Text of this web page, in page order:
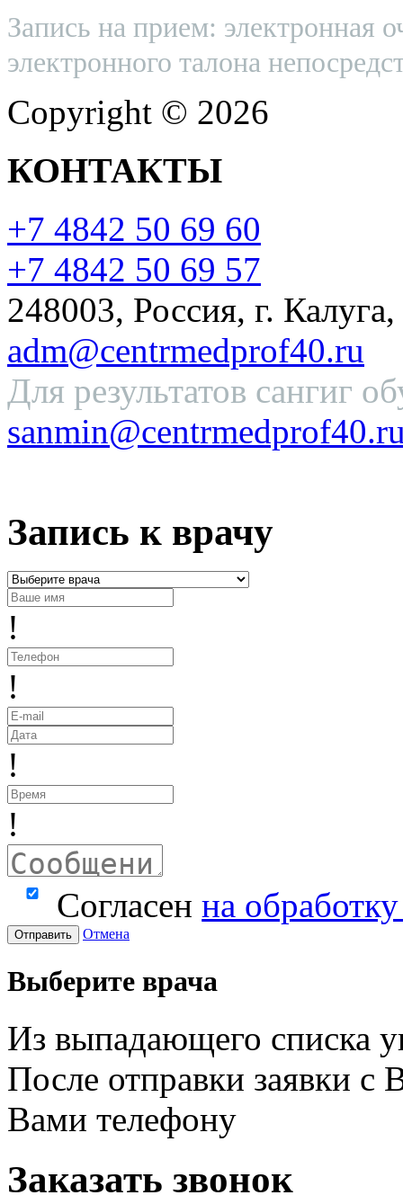
Запись на прием: электронная
электронного талона
Copyright © 2026
КОНТАКТЫ
+7 4842 50 69 60
+7 4842 50 69 57
248003, Россия, г.
adm@centrmedprof40.ru
Для результатов сангиг
Запись к врачу
!
!
!
!
Согласенна
Отправить Отмена
Выберите врача
Из выпадающего списка
После отправки заявки с
Вами телефону
Заказать звонок